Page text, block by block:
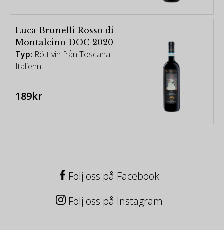
Luca Brunelli Rosso di
Montalcino DOC 2020
Typ: Rött vin från Toscana
Italienn
189kr
Följ oss på Facebook
Följ oss på Instagram